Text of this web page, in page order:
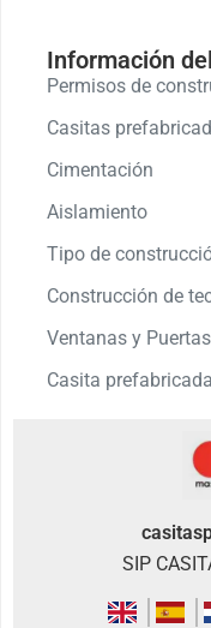
Información
Permisos de
Casitas
Cimentación
Aislamiento
Tipo de
Construcción de
Ventanas y Puertas
Casita
SIP